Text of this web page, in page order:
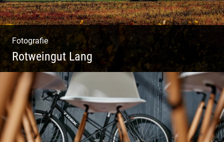
Fotografie
Rotweingut Lang
Rotweine aus Österreich | Genussvolle
Weinprobe | Herbstliche Weinberge | Uriger
Weinkeller